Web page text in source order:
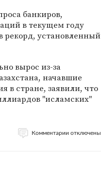
банкиров,
в текущем году
рекорд, установленный
вырос из-за
начавшие
в стране, заявили, что
"исламских"
Комментарии отключены